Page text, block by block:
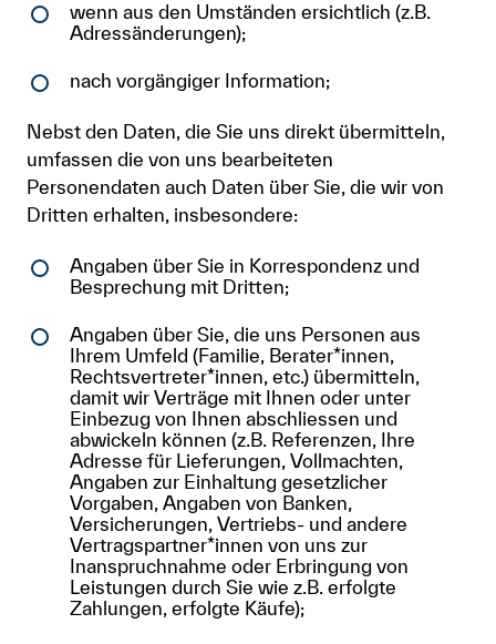
wenn aus den Umständen ersichtlich (z.B.
Adressänderungen);
nach vorgängiger Information;
Nebst den Daten, die Sie uns direkt übermitteln,
umfassen die von uns bearbeiteten
Personendaten auch Daten über Sie, die wir von
Dritten erhalten, insbesondere:
Angaben über Sie in Korrespondenz und
Besprechung mit Dritten;
Angaben über Sie, die uns Personen aus
Ihrem Umfeld (Familie, Berater*innen,
Rechtsvertreter*innen, etc.) übermitteln,
damit wir Verträge mit Ihnen oder unter
Einbezug von Ihnen abschliessen und
abwickeln können (z.B. Referenzen, Ihre
Adresse für Lieferungen, Vollmachten,
Angaben zur Einhaltung gesetzlicher
Vorgaben, Angaben von Banken,
Versicherungen, Vertriebs- und andere
Vertragspartner*innen von uns zur
Inanspruchnahme oder Erbringung von
Leistungen durch Sie wie z.B. erfolgte
Zahlungen, erfolgte Käufe);